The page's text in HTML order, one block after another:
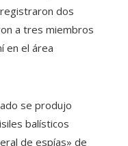
dos
a tres miembros
en el área
se produjo
balísticos
de espías» de